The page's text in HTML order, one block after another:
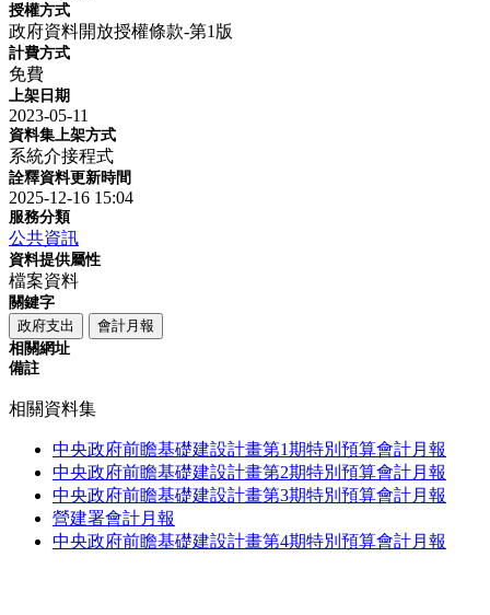
授權方式
政府資料開放授權條款-第1版
計費方式
免費
上架日期
2023-05-11
資料集上架方式
系統介接程式
詮釋資料更新時間
2025-12-16 15:04
服務分類
公共資訊
資料提供屬性
檔案資料
關鍵字
政府支出
會計月報
相關網址
備註
相關資料集
中央政府前瞻基礎建設計畫第1期特別預算會計月報
中央政府前瞻基礎建設計畫第2期特別預算會計月報
中央政府前瞻基礎建設計畫第3期特別預算會計月報
營建署會計月報
中央政府前瞻基礎建設計畫第4期特別預算會計月報